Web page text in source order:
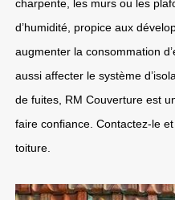
charpente, les murs ou les
d’humidité, propice aux
augmenter la consommation
aussi affecter le système
de fuites, RM Couverture est
faire confiance. Contactez-le
toiture.